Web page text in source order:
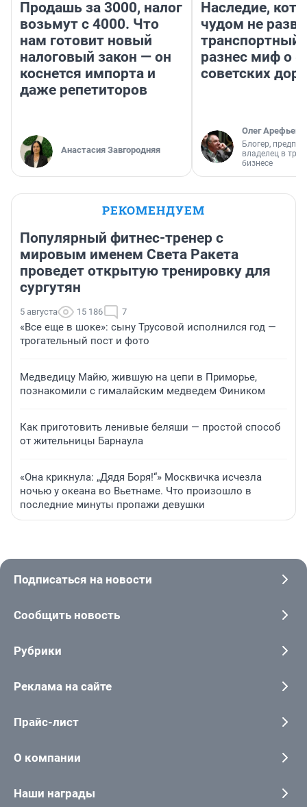
Продашь за 3000, налог
возьмут с 4000. Что
нам готовит новый
налоговый закон — он
коснется импорта и
даже репетиторов
Анастасия Завгородняя
Наследие,
чудом не
транспортный
разнес миф о
советских
Олег Арефьев
Блогер,
владелец в
бизнесе
РЕКОМЕНДУЕМ
Популярный фитнес-тренер с
мировым именем Света Ракета
проведет открытую тренировку для
сургутян
5 августа 15 186 7
«Все еще в шоке»: сыну Трусовой исполнился год —
трогательный пост и фото
Медведицу Майю, жившую на цепи в Приморье,
познакомили с гималайским медведем Фиником
Как приготовить ленивые беляши — простой способ
от жительницы Барнаула
«Она крикнула: „Дядя Боря!“» Москвичка исчезла
ночью у океана во Вьетнаме. Что произошло в
последние минуты пропажи девушки
Подписаться на новости
Сообщить новость
Рубрики
Реклама на сайте
Прайс-лист
О компании
Наши награды